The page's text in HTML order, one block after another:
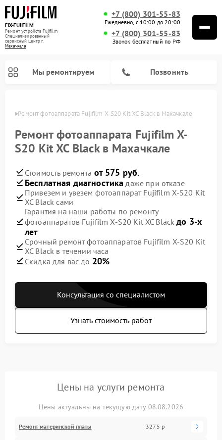
FIX-FUJIFILM
Ремонт устройств Fujifilm
Специализированный
cервисный центр г.
Махачкала
+7 (800) 301-55-83
Ежедневно, с 10:00 до 20:00
+7 (800) 301-55-83
Звонок бесплатный по РФ
Мы ремонтируем Позвонить
Ремонт фотоаппарата Fujifilm X-S20 Kit XC Black в Махачкале
Ремонт фотоаппарата Fujifilm X-
S20 Kit XC Black в Махачкале
Стоимость ремонта от 575 руб.
Бесплатная диагностика даже при отказе
Привезем и увезем фотоаппарат Fujifilm X-S20 Kit
XC Black сами
Гарантия на наши работы по ремонту
фотоаппаратов Fujifilm X-S20 Kit XC Blackдо 3-х
лет
Срочный ремонт фотоаппаратов Fujifilm X-S20 Kit
XC Black в течении часа
Скидка для вас до 20%
Консультация со специалистом
Узнать стоимость работ
Цены на услуги ремонта
Цены актуальны на текущую дату 08.08.2026
Ремонт материнской платы 3275 р